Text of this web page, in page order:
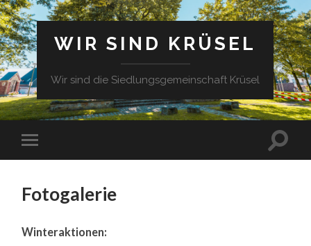
WIR SIND KRÜSEL
Wir sind die Siedlungsgemeinschaft Krüsel
Fotogalerie
Winteraktionen: